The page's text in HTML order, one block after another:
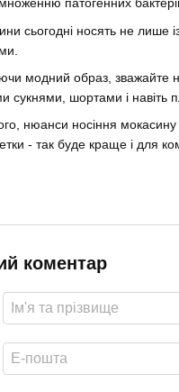
патогенних
сьогодні носять не лише
модний образ, зважайте
сукнями, шортами і навіть
нюанси носіння
- так буде краще і для
коментар